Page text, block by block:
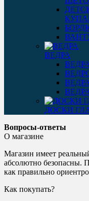
ВЕДРА
ДОСКИ
Вопросы-ответы
О магазине
Магазин имеет
абсолютно безопасны.
как правильно
Как покупать?